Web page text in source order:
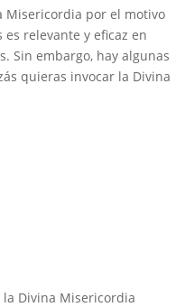
Misericordia por el motivo
relevante y eficaz en
Sin embargo, hay algunas
quieras invocar la Divina
Divina Misericordia